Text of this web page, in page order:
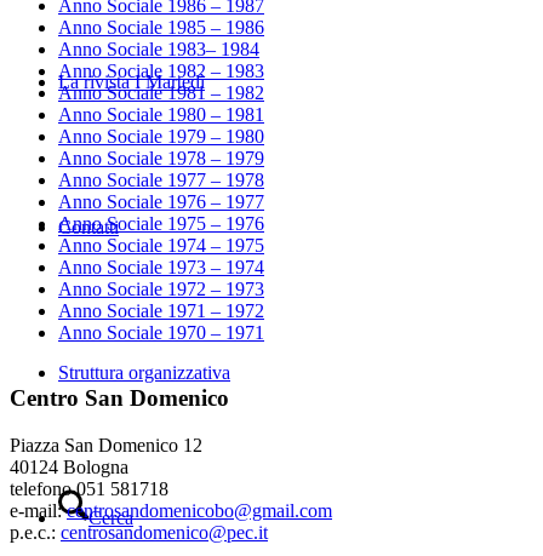
La rivista I Martedì
Contatti
Struttura organizzativa
Cerca
Anno Sociale 1986 – 1987
Anno Sociale 1985 – 1986
Anno Sociale 1983– 1984
Anno Sociale 1982 – 1983
Anno Sociale 1981 – 1982
Anno Sociale 1980 – 1981
Anno Sociale 1979 – 1980
Anno Sociale 1978 – 1979
Anno Sociale 1977 – 1978
Anno Sociale 1976 – 1977
Anno Sociale 1975 – 1976
Anno Sociale 1974 – 1975
Anno Sociale 1973 – 1974
Anno Sociale 1972 – 1973
Anno Sociale 1971 – 1972
Anno Sociale 1970 – 1971
Centro San Domenico
Piazza San Domenico 12
40124 Bologna
telefono 051 581718
e-mail:centrosandomenicobo@gmail.com
p.e.c.: centrosandomenico@pec.it